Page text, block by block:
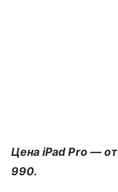
Цена iPad Pro —
990.